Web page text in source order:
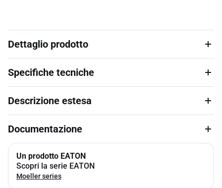
Dettaglio prodotto
Specifiche tecniche
Descrizione estesa
Documentazione
Un prodotto EATON
Scopri la serie EATON
Moeller series